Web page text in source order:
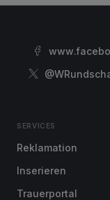
SERVICES
Reklamation
Inserieren
Trauerportal